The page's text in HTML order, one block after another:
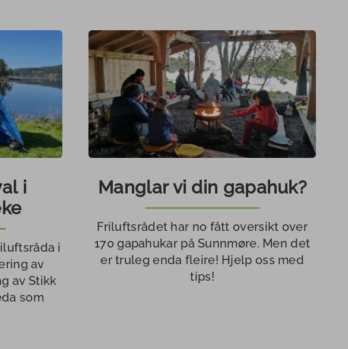
i
i
av
av Stikk
som
Manglar vi din gapahuk?
Friluftsrådet har no fått oversikt over
170 gapahukar på Sunnmøre. Men det
er truleg enda fleire! Hjelp oss med
tips!